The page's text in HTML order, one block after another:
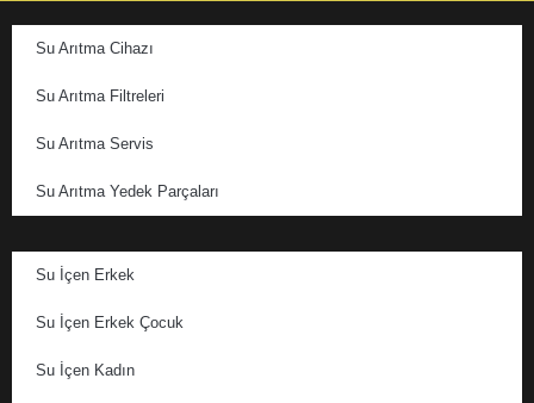
Su Arıtma Cihazı
Su Arıtma Filtreleri
Su Arıtma Servis
Su Arıtma Yedek Parçaları
Su İçen Erkek
Su İçen Erkek Çocuk
Su İçen Kadın